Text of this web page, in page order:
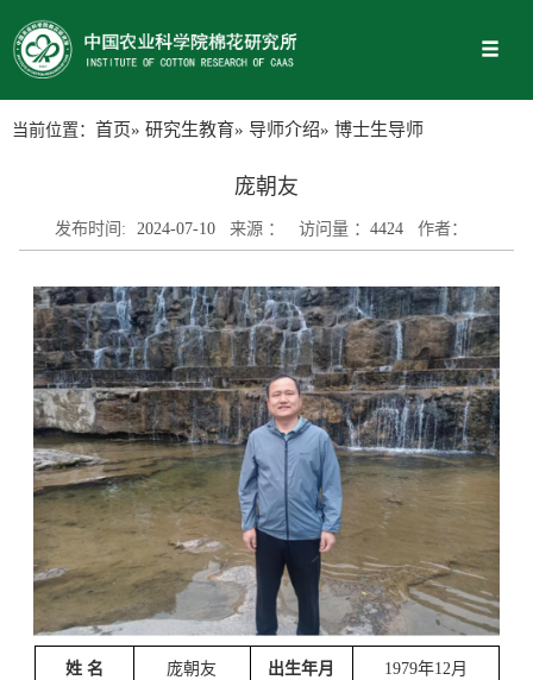
当前位置： 首页» 研究生教育» 导师介绍» 博士生导师
庞朝友
发布时间: 2024-07-10 来源 ： 访问量 ：4424 作者：
姓 名 庞朝友 出生年月 1979年12 月